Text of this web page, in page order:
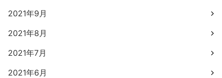
2021年9月
2021年8月
2021年7月
2021年6月